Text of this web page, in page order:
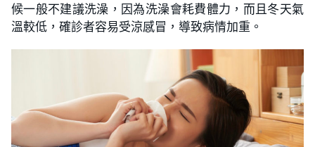
候一般不建議洗澡，因為洗澡會耗費體力，而且冬天氣
溫較低，確診者容易受涼感冒，導致病情加重。